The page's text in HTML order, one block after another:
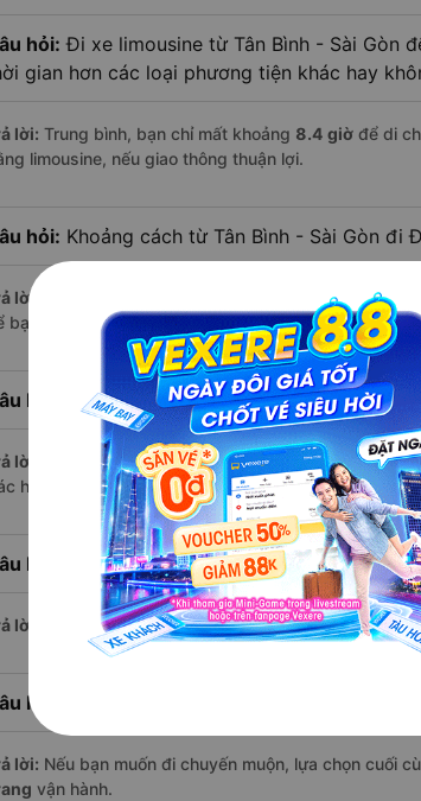
hỏi: Đi xe limousine từ Tân Bình - Sài Gòn
gian hơn các loại phương tiện khác hay
lời: Trung bình, bạn chỉ mất khoảng 8.4 giờ để di
limousine, nếu giao thông thuận lợi.
hỏi: Khoảng cách từ Tân Bình - Sài Gòn đi
lời: Quãng đường từ Tân Bình - Sài Gòn đến Đầm
bạn thư giãn trên xe limousine thoải mái.
hỏi: Mỗi ngày có bao nhiêu chuyến
lời: Mỗi ngày có tới32 chuyến limousinehoạt
hãng nổi bật gồm: Phương Trang, Tuấn Hưng ,...
hỏi: Xe limousine nào khởi hành từ Đầm
lời: Chuyến limousine sớm nhất khởi hành lúc2:00,
hỏi: Xe limousine nào khởi hành từ Tân
lời: Nếu bạn muốn đi chuyến muộn, lựa chọn cuối
vận hành.